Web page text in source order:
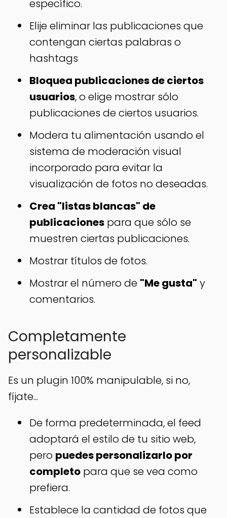
específico.
Elije eliminar las publicaciones que
contengan ciertas palabras o
hashtags
Bloquea publicaciones de ciertos
usuarios, o elige mostrar sólo
publicaciones de ciertos usuarios.
Modera tu alimentación usando el
sistema de moderación visual
incorporado para evitar la
visualización de fotos no deseadas.
Crea "listas blancas" de
publicaciones para que sólo se
muestren ciertas publicaciones.
Mostrar títulos de fotos.
Mostrar el número de "Me gusta" y
comentarios.
Completamente
personalizable
Es un plugin 100% manipulable, si no,
fíjate...
De forma predeterminada, el feed
adoptará el estilo de tu sitio web,
pero puedes personalizarlo por
completo para que se vea como
prefiera.
Establece la cantidad de fotos que